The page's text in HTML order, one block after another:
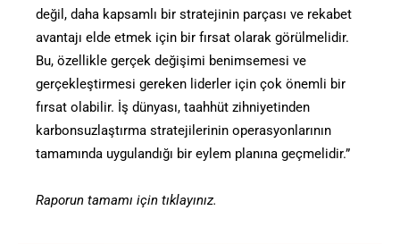
değil, daha kapsamlı bir stratejinin parçası ve rekabet
avantajı elde etmek için bir fırsat olarak görülmelidir.
Bu, özellikle gerçek değişimi benimsemesi ve
gerçekleştirmesi gereken liderler için çok önemli bir
fırsat olabilir. İş dünyası, taahhüt zihniyetinden
karbonsuzlaştırma stratejilerinin operasyonlarının
tamamında uygulandığı bir eylem planına geçmelidir.”
Raporun tamamı için tıklayınız.